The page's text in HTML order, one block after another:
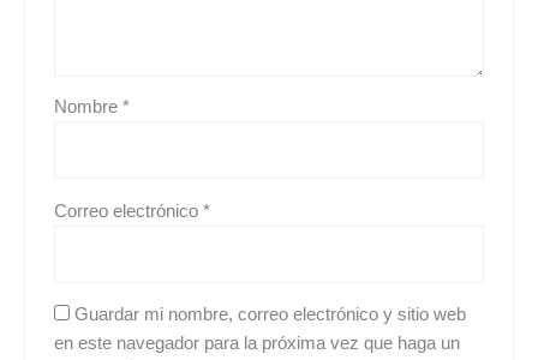
Nombre*
Correo electrónico*
Guardar mi nombre, correo electrónico y sitio web
en este navegador para la próxima vez que haga un